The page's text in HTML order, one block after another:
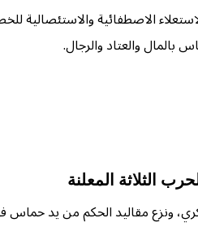
الاصطفائية
بالمال والعتاد والرجال.
الثلاثة المعلنة
ونزع مقاليد الحكم من يد